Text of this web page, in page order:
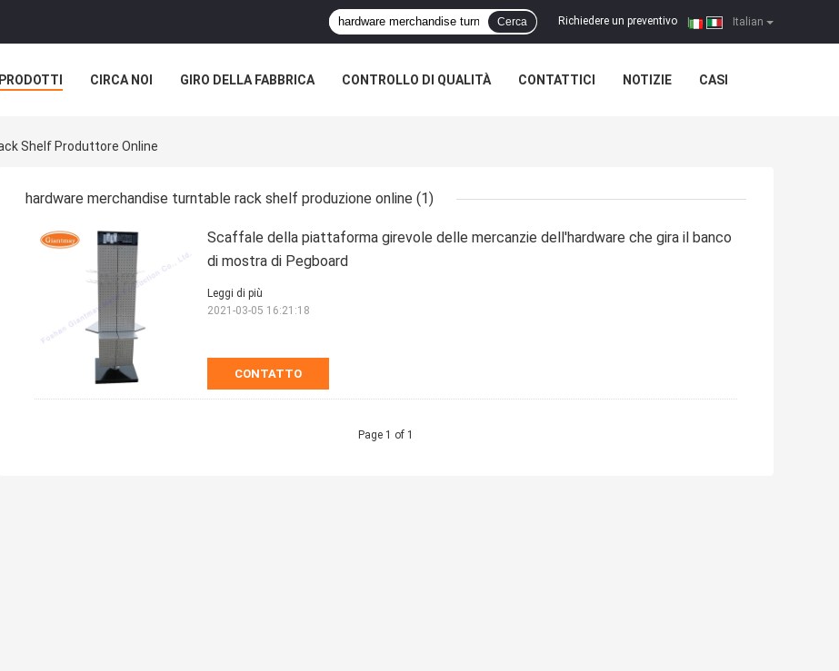
Italian
Richiedere un preventivo |
Cerca
PRODOTTI CIRCA NOI GIRO DELLA FABBRICA CONTROLLO DI QUALITÀ CONTATTICI NOTIZIE CASI
Shelf Produttore Online
hardware merchandise turntable rack shelf produzione online (1)
Scaffale della piattaforma girevole delle mercanzie dell'hardware che gira il banco
di mostra di Pegboard
CONTATTO
Leggi di più
2021-03-05 16:21:18
Page 1 of 1